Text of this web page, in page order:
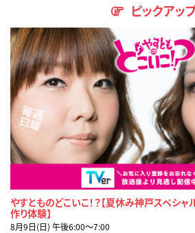
ピックアッ
やすとものどこいこ！？【夏休み神戸スペシャ
作り体験】
8月9日(日) 午後6:00〜7:00